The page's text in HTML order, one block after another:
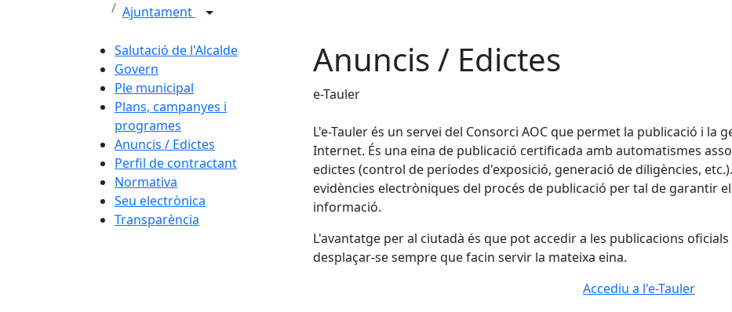
Ajuntament
Salutació de l'Alcalde
Govern
Ple municipal
Plans, campanyes i
programes
Anuncis / Edictes
Perfil de contractant
Normativa
Seu electrònica
Transparència
Anuncis / Edictes
e-Tauler
L'e-Tauler és un servei del Consorci AOC que permet la publicació i la
Internet. És una eina de publicació certificada amb automatismes
edictes (control de períodes d'exposició, generació de diligències,
evidències electròniques del procés de publicació per tal de garantir
informació.
L'avantatge per al ciutadà és que pot accedir a les publicacions
desplaçar-se sempre que facin servir la mateixa eina.
Accediu a l'e-Tauler